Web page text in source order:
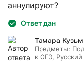
аннулируют?
Ответ дан
Тамара
Предметы:
к ОГЭ, Русский